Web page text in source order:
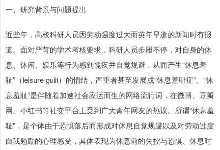
一、研究背景与问题提出
近些年，高校科研人员因劳动强度过大而英年早逝的新闻时有报
道。面对严苛的学术考核要求，科研人员步履不停，对自身的休
息、休闲、娱乐等行为感到愧疚并自觉规避，从而产生“休息羞
耻”（leisure guilt）的情结，严重者甚至发展成“休息羞耻症”。“休
息羞耻”是伴随着加速社会应运而生的网络流行词，在微博、豆瓣
网、小红书等社交平台上受到广大青年网友的热议。所谓“休息羞
耻”，是个体由于恐惧落后而形成对休息自觉规避以及对劳动过度
自我勉励的心理感受，具体表现为休息前的失控与恐惧、休息时